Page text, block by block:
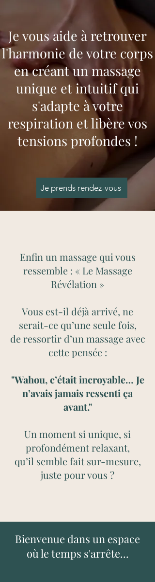
Je vous aide à retrouver
l'harmonie de votre corps
en créant un massage
unique et intuitif qui
s'adapte à votre
respiration et libère vos
tensions profondes !
Je prends rendez-vous
Enfin un massage qui vous
ressemble : « Le Massage
Révélation »
Vous est-il déjà arrivé, ne
serait-ce qu’une seule fois,
de ressortir d’un massage avec
cette pensée :
"Wahou, c’était incroyable… Je
n’avais jamais ressenti ça
avant."
Un moment si unique, si
profondément relaxant,
qu’il semble fait sur-mesure,
juste pour vous ?
Bienvenue dans un espace
où le temps s'arrête...